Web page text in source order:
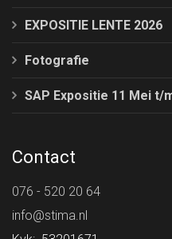
EXPOSITIE LENTE 2026
Fotografie
SAP Expositie 11 Mei t/
Contact
076 - 520 20 64
info@stima.nl